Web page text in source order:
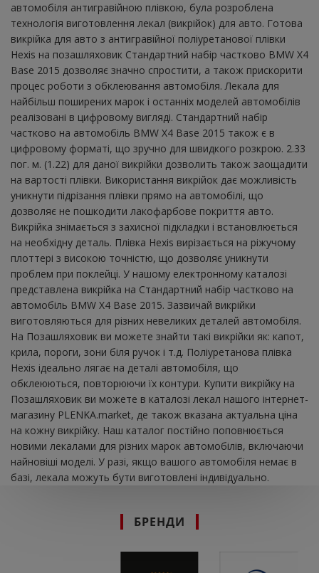
автомобіля антигравійною плівкою, була розроблена
технологія виготовлення лекал (викрійок) для авто. Готова
викрійка для авто з антигравійної поліуретанової плівки
Hexis на позашляховик Стандартний набір частково BMW X4
Base 2015 дозволяє значно спростити, а також прискорити
процес роботи з обклеювання автомобіля. Лекала для
найбільш поширених марок і останніх моделей автомобілів
реалізовані в цифровому вигляді. Стандартний набір
частково на автомобіль BMW X4 Base 2015 також є в
цифровому форматі, що зручно для швидкого розкрою. 2.33
пог. м. (1.22) для даної викрійки дозволить також заощадити
на вартості плівки. Використання викрійок дає можливість
уникнути підрізання плівки прямо на автомобілі, що
дозволяє не пошкодити лакофарбове покриття авто.
Викрійка знімається з захисної підкладки і встановлюється
на необхідну деталь. Плівка Hexis вирізається на ріжучому
плоттері з високою точністю, що дозволяє уникнути
проблем при поклейці. У нашому електронному каталозі
представлена ​​викрійка на Стандартний набір частково на
автомобіль BMW X4 Base 2015. Зазвичай викрійки
виготовляються для різних невеликих деталей автомобіля.
На Позашляховик ви можете знайти такі викрійки як: капот,
крила, пороги, зони біля ручок і т.д. Поліуретанова плівка
Hexis ідеально лягає на деталі автомобіля, що
обклеюються, повторюючи їх контури. Купити викрійку на
Позашляховик ви можете в каталозі лекал нашого інтернет-
магазину PLENKA.market, де також вказана актуальна ціна
на кожну викрійку. Наш каталог постійно поповнюється
новими лекалами для різних марок автомобілів, включаючи
найновіші моделі. У разі, якщо вашого автомобіля немає в
базі, лекала можуть бути виготовлені індивідуально.
БРЕНДИ